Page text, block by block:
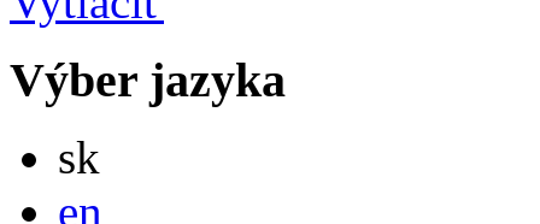
Výber jazyka
sk
en